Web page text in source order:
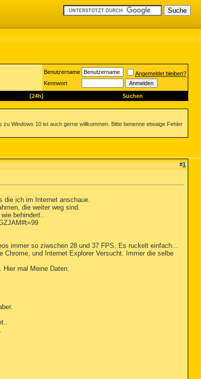
Benutzername
Angemeldet bleiben?
Kennwort
[24h] Suchen
Windows 10 ist auch gerne willkommen. Bitte benenne etwaige Fehler
#1
die ich im Internet anschaue.
die weiter weg sind.
behindert..
immer so ziwschen 28 und 37 FPS. Es ruckelt einfach...
Chrome, und Internet Explorer Versucht. Immer die selbe
mal Meine Daten: